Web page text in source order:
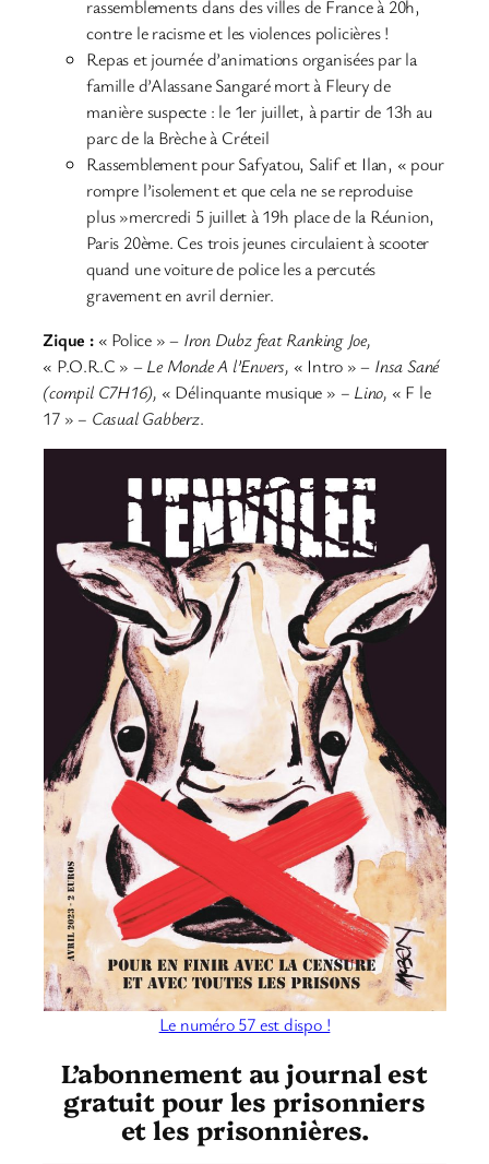
rassemblements dans des villes de France à 20h,
contre le racisme et les violences policières !
Repas et journée d’animations organisées par la
famille d’Alassane Sangaré mort à Fleury de
manière suspecte : le 1er juillet, à partir de 13h au
parc de la Brèche à Créteil
Rassemblement pour Safyatou, Salif et Ilan, « pour
rompre l’isolement et que cela ne se reproduise
plus »mercredi 5 juillet à 19h place de la Réunion,
Paris 20ème. Ces trois jeunes circulaient à scooter
quand une voiture de police les a percutés
gravement en avril dernier.
Zique : « Police » –Iron Dubz feat Ranking Joe,
« P.O.R.C » –Le Monde A l’Envers, « Intro » – Insa Sané
(compil C7H16), « Délinquante musique » – Lino, « F le
17 » – Casual Gabberz.
Le numéro 57 est dispo !
L’abonnement au journal est
gratuit pour les prisonniers
et les prisonnières.